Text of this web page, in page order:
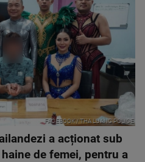
FACEBOOK / THA LUANG POLICE
a acționat sub
de femei, pentru a